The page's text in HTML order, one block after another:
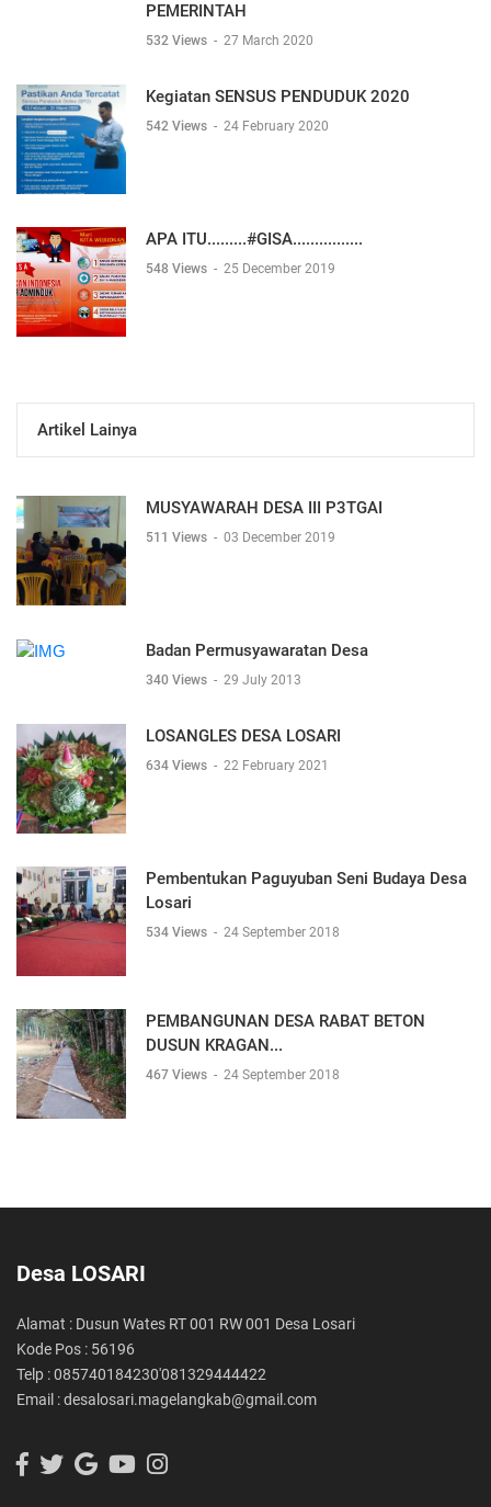
PEMERINTAH
532 Views - 27 March 2020
Kegiatan SENSUS PENDUDUK 2020
542 Views - 24 February 2020
APA ITU.........#GISA................
548 Views - 25 December 2019
Artikel Lainya
MUSYAWARAH DESA III P3TGAI
511 Views - 03 December 2019
Badan Permusyawaratan Desa
340 Views - 29 July 2013
LOSANGLES DESA LOSARI
634 Views - 22 February 2021
Pembentukan Paguyuban Seni Budaya Desa
Losari
534 Views - 24 September 2018
PEMBANGUNAN DESA RABAT BETON
DUSUN KRAGAN...
467 Views - 24 September 2018
Desa LOSARI
Alamat : Dusun Wates RT 001 RW 001 Desa Losari
Kode Pos : 56196
Telp : 085740184230'081329444422
Email : desalosari.magelangkab@gmail.com